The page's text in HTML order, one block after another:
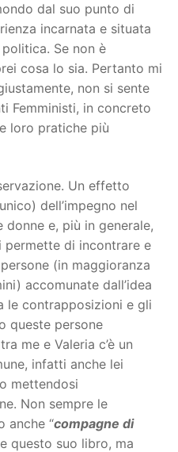
dal suo punto di
incarnata e situata
Se non è
cosa lo sia. Pertanto mi
non si sente
Femministi, in concreto
loro pratiche più
Un effetto
dell’impegno nel
e, più in generale,
permette di incontrare e
(in maggioranza
accomunate dall’idea
le contrapposizioni e gli
queste persone
me e Valeria c’è un
infatti anche lei
mettendosi
Non sempre le
anche “compagne di
questo suo libro, ma